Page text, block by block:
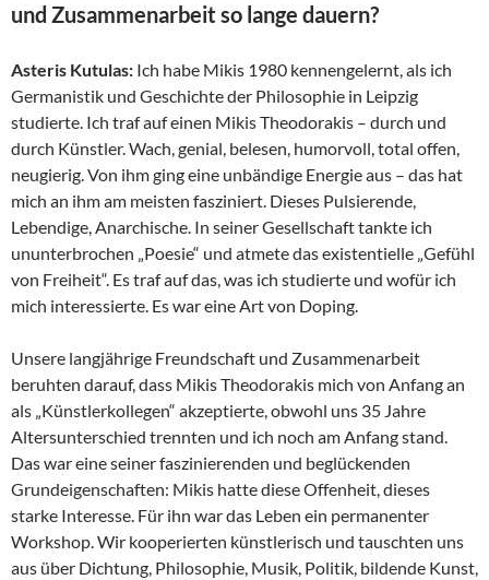
und Zusammenarbeit so lange dauern?
Asteris Kutulas: Ich habe Mikis 1980 kennengelernt, als ich
Germanistik und Geschichte der Philosophie in Leipzig
studierte. Ich traf auf einen Mikis Theodorakis – durch und
durch Künstler. Wach, genial, belesen, humorvoll, total offen,
neugierig. Von ihm ging eine unbändige Energie aus – das hat
mich an ihm am meisten fasziniert. Dieses Pulsierende,
Lebendige, Anarchische. In seiner Gesellschaft tankte ich
ununterbrochen „Poesie“ und atmete das existentielle „Gefühl
von Freiheit“. Es traf auf das, was ich studierte und wofür ich
mich interessierte. Es war eine Art von Doping.
Unsere langjährige Freundschaft und Zusammenarbeit
beruhten darauf, dass Mikis Theodorakis mich von Anfang an
als „Künstlerkollegen“ akzeptierte, obwohl uns 35 Jahre
Altersunterschied trennten und ich noch am Anfang stand.
Das war eine seiner faszinierenden und beglückenden
Grundeigenschaften: Mikis hatte diese Offenheit, dieses
starke Interesse. Für ihn war das Leben ein permanenter
Workshop. Wir kooperierten künstlerisch und tauschten uns
aus über Dichtung, Philosophie, Musik, Politik, bildende Kunst,